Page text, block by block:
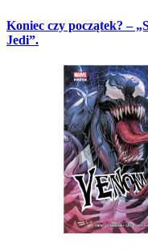
Koniec czy początek? –
Jedi”.